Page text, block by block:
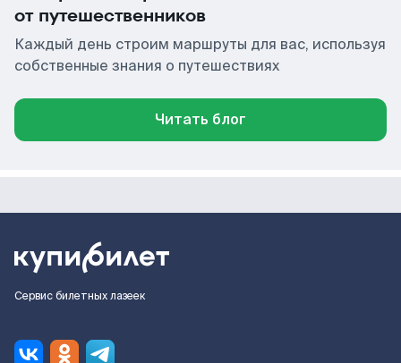
от путешественников
Каждый день строим маршруты для вас, используя
собственные знания о путешествиях
Читать блог
Сервис билетных лазеек